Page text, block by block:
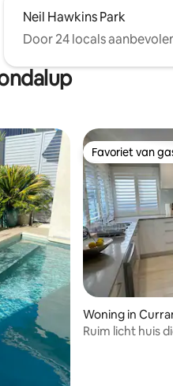
Neil Hawkins Park
Door 24 locals
recensies
Favoriet van
Favoriet van
Woning in
Ruim licht huis